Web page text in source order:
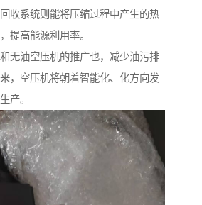
收系统则能将压缩过程中产生的热
提高能源利用率。
无油空压机的推广也，减少油污排
，空压机将朝着智能化、化方向发
产。